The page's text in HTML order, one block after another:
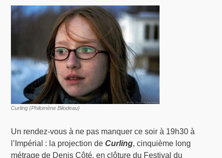
Curling (Philomène Bilodeau)
Un rendez-vous à ne pas manquer ce soir à 19h30 à
l’Impérial : la projection deCurling, cinquième long
métrage de Denis Côté, en clôture du Festival du